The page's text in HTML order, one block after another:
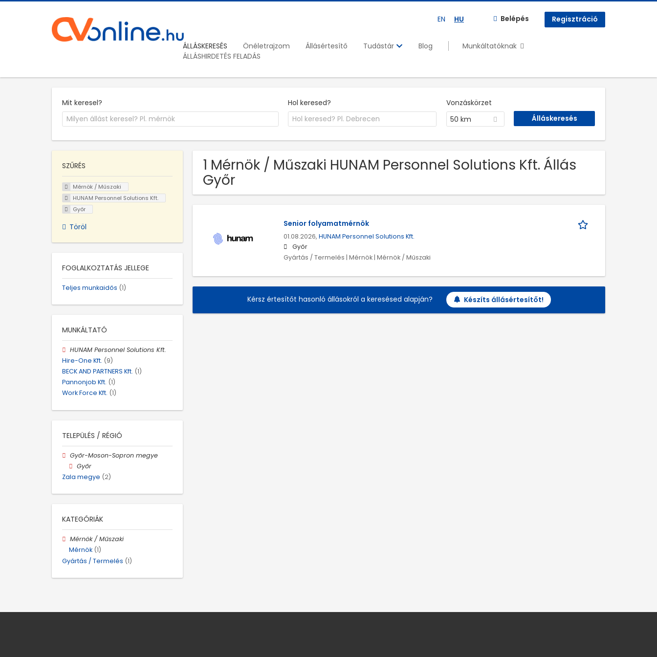
EN HU Belépés Regisztráció
ÁLLÁSKERESÉS Önéletrajzom Állásértesítő Tudástár Blog
Munkáltatóknak
ÁLLÁSHIRDETÉS FELADÁS
Mit keresel? Hol keresed?
Vonzáskörzet
50 km
1 Mérnök / Műszaki HUNAM Personnel Solutions Kft. Állás
Győr
Senior folyamatmérnök
01.08.2026, HUNAM Personnel Solutions Kft.
Győr
Gyártás / Termelés | Mérnök | Mérnök / Műszaki
Kérsz értesítőt hasonló állásokról a keresésed alapján? Készíts állásértesítőt!
SZŰRÉS
Mérnök / Műszaki
HUNAM Personnel Solutions Kft.
Győr
Töröl
FOGLALKOZTATÁS JELLEGE
Teljes munkaidős (1)
MUNKÁLTATÓ
HUNAM Personnel Solutions Kft.
Hire-One Kft. (9)
BECK AND PARTNERS Kft. (1)
Pannonjob Kft. (1)
Work Force Kft. (1)
TELEPÜLÉS / RÉGIÓ
Győr-Moson-Sopron megye
Győr
Zala megye (2)
KATEGÓRIÁK
Mérnök / Műszaki
Mérnök (1)
Gyártás / Termelés (1)